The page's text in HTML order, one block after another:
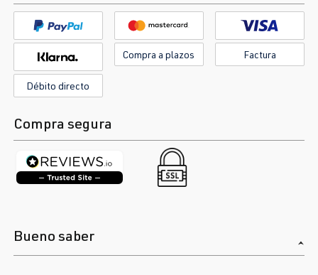
Compra a plazos Factura
Débito directo
Compra segura
Bueno saber